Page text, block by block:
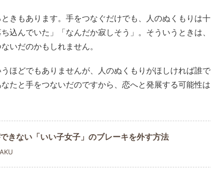
きもあります。手をつなぐだけでも、人のぬくもりは十
込んでいた」「なんだか寂しそう」。そういうときは、
いだのかもしれません。
ほどでもありませんが、人のぬくもりがほしければ誰で
たと手をつないだのですから、恋へと発展する可能性は
きない「いい子女子」のブレーキを外す方法